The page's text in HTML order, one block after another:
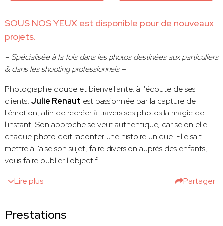
SOUS NOS YEUX est disponible pour de nouveaux
projets.
– Spécialisée à la fois dans les photos destinées aux particuliers
& dans les shooting professionnels –
Photographe douce et bienveillante, à l'écoute de ses
clients, Julie Renaut est passionnée par la capture de
l'émotion, afin de recréer à travers ses photos la magie de
l'instant. Son approche se veut authentique, car selon elle
chaque photo doit raconter une histoire unique. Elle sait
mettre à l'aise son sujet, faire diversion auprès des enfants,
vous faire oublier l'objectif.
Lire plus
Partager
Prestations